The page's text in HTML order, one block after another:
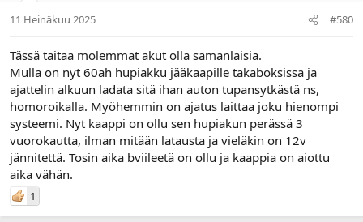
11 Heinäkuu 2025 #580
Tässä taitaa molemmat akut olla samanlaisia.
Mulla on nyt 60ah hupiakku jääkaapille takaboksissa ja
ajattelin alkuun ladata sitä ihan auton tupansytkästä ns,
homoroikalla. Myöhemmin on ajatus laittaa joku hienompi
systeemi. Nyt kaappi on ollu sen hupiakun perässä 3
vuorokautta, ilman mitään latausta ja vieläkin on 12v
jännitettä. Tosin aika bviileetä on ollu ja kaappia on aiottu
aika vähän.
1